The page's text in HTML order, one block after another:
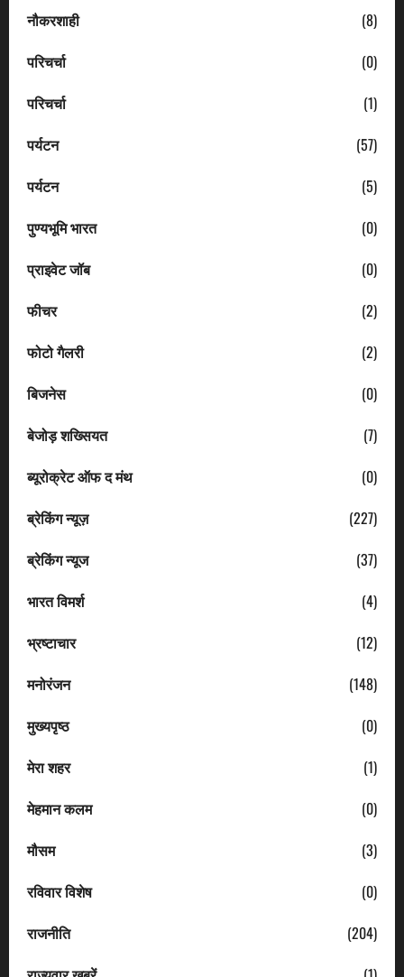
नौकरशाही
(8)
परिचर्चा
(0)
परिचर्चा
(1)
पर्यटन
(57)
पर्यटन
(5)
पुण्यभूमि भारत
(0)
प्राइवेट जॉब
(0)
फीचर
(2)
फोटो गैलरी
(2)
बिजनेस
(0)
बेजोड़ शख्सियत
(7)
ब्यूरोक्रेट ऑफ द मंथ
(0)
ब्रेकिंग न्यूज़
(227)
ब्रेकिंग न्यूज
(37)
भारत विमर्श
(4)
भ्रष्टाचार
(12)
मनोरंजन
(148)
मुख्यपृष्ठ
(0)
मेरा शहर
(1)
मेहमान कलम
(0)
मौसम
(3)
रविवार विशेष
(0)
राजनीति
(204)